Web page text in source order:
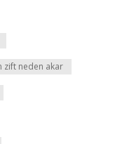
zift neden akar